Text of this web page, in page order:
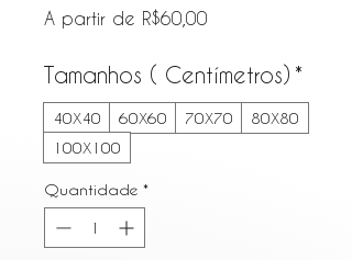
A partir de R$60,00
Tamanhos ( Centímetros) *
40X40 60X60 70X70
80X80
100X100
Quantidade *